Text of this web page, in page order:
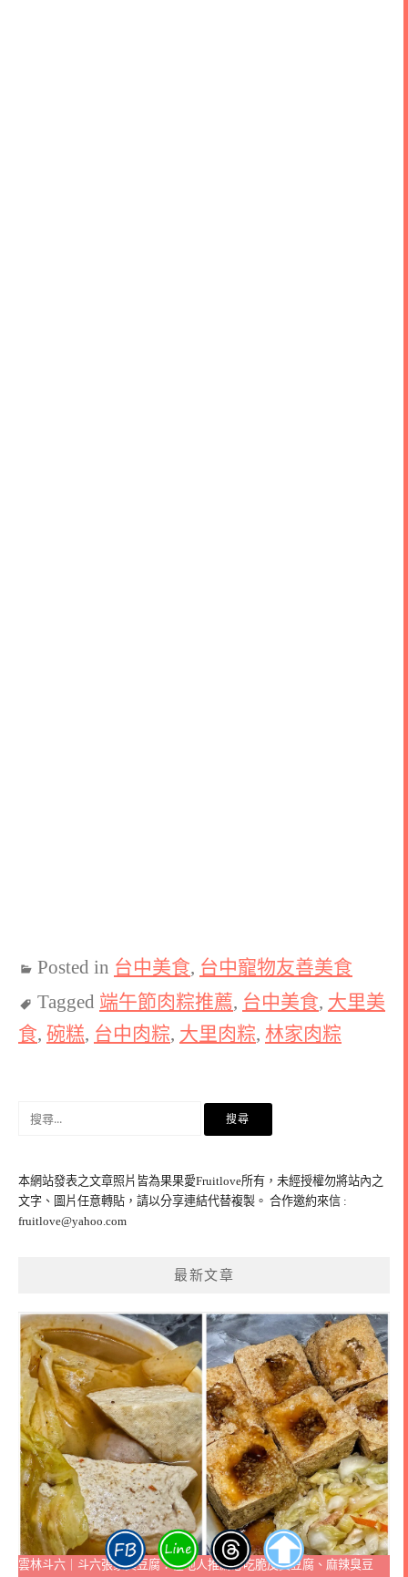
Posted in 台中美食, 台中寵物友善美食
Tagged 端午節肉粽推薦, 台中美食, 大里美
食, 碗糕, 台中肉粽, 大里肉粽, 林家肉粽
字:
本網站發表之文章照片皆為果果愛Fruitlove所有，未經授權勿將站內之
文字、圖片任意轉貼，請以分享連結代替複製。 合作邀約來信 :
fruitlove@yahoo.com
最新文章
雲林斗六｜斗六張家臭豆腐：在地人推薦必吃脆皮臭豆腐、麻辣臭豆